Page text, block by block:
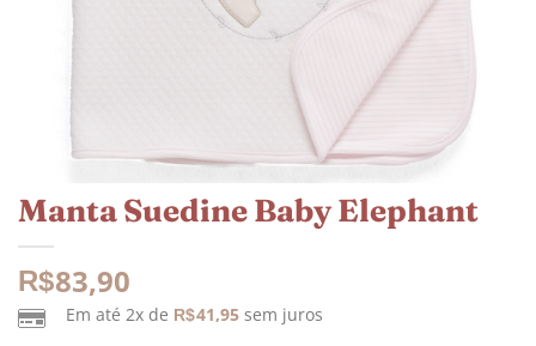
Manta Suedine Baby Elephant
R$83,90
Em até 2x de R$41,95 sem juros